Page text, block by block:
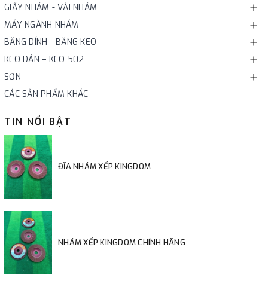
GIẤY NHÁM - VẢI NHÁM
MÁY NGÀNH NHÁM
BĂNG DÍNH - BĂNG KEO
KEO DÁN – KEO 502
SƠN
CÁC SẢN PHẨM KHÁC
TIN NỔI BẬT
ĐĨA NHÁM XẾP KINGDOM
NHÁM XẾP KINGDOM CHÍNH HÃNG